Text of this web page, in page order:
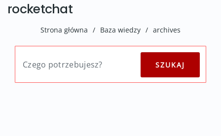
rocketchat
Strona główna / Baza wiedzy / archives